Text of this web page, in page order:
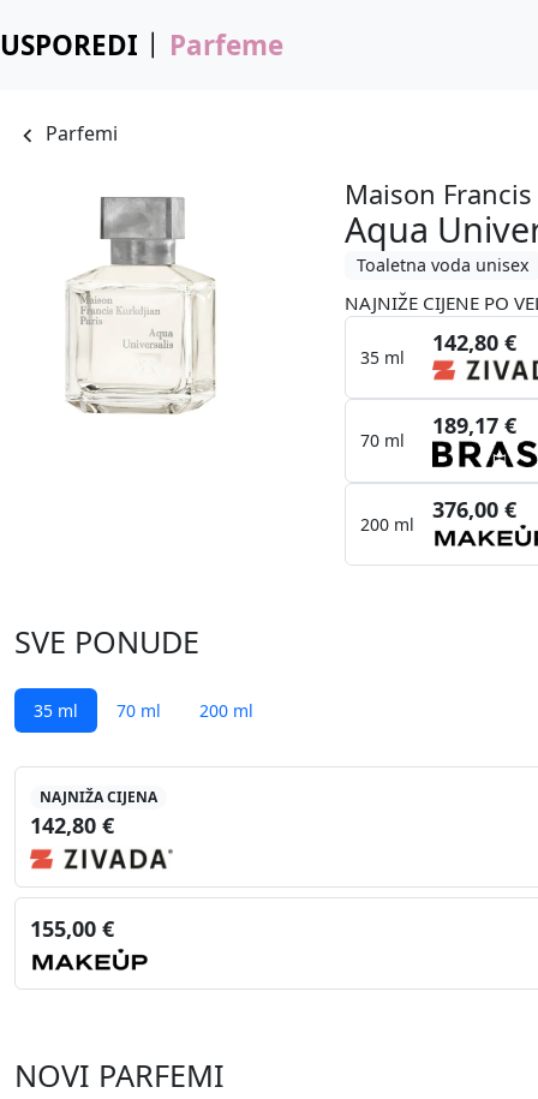
USPOREDI Parfeme
Parfemi
Maison
Aqua
Toaletna voda unisex
NAJNIŽE CIJENE PO
35 ml
142,80 €
70 ml
189,17 €
200 ml
376,00 €
SVE PONUDE
35 ml 70 ml 200 ml
NAJNIŽA CIJENA
142,80 €
155,00 €
NOVI PARFEMI